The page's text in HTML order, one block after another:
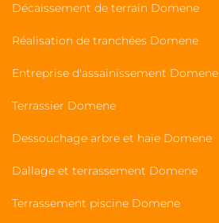
Décaissement de terrain Domene
Réalisation de tranchées Domene
Entreprise d'assainissement Domene
Terrassier Domene
Dessouchage arbre et haie Domene
Dallage et terrassement Domene
Terrassement piscine Domene